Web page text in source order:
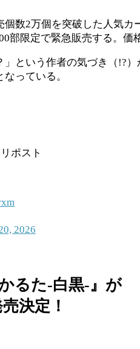
数2万個を突破した人気
限定で緊急販売する。価
という作者の気づき（!?
っている。
ポスト
2026
るた-白黒-』が
決定！